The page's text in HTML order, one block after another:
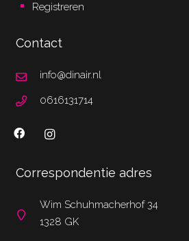
Registreren
Contact
info@dinair.nl
0616131714
Correspondentie adres
Wim Schuhmacherhof 34
1328 GK